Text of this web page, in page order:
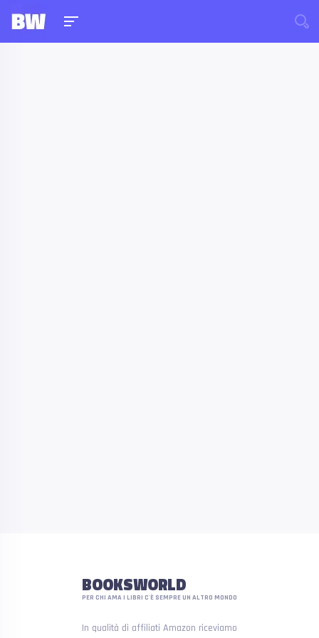
BOOKSWORLD
PER CHI AMA I LIBRI C'È SEMPRE UN ALTRO MONDO
In qualità di affiliati Amazon riceviamo